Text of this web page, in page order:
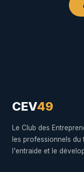
CEV49
Le Club des
les professionnels
l'entraide et le